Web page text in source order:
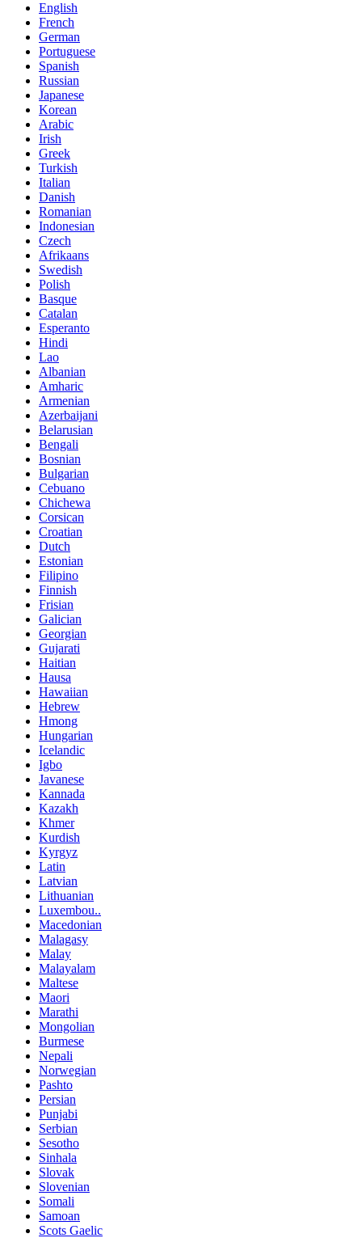
English
French
German
Portuguese
Spanish
Russian
Japanese
Korean
Arabic
Irish
Greek
Turkish
Italian
Danish
Romanian
Indonesian
Czech
Afrikaans
Swedish
Polish
Basque
Catalan
Esperanto
Hindi
Lao
Albanian
Amharic
Armenian
Azerbaijani
Belarusian
Bengali
Bosnian
Bulgarian
Cebuano
Chichewa
Corsican
Croatian
Dutch
Estonian
Filipino
Finnish
Frisian
Galician
Georgian
Gujarati
Haitian
Hausa
Hawaiian
Hebrew
Hmong
Hungarian
Icelandic
Igbo
Javanese
Kannada
Kazakh
Khmer
Kurdish
Kyrgyz
Latin
Latvian
Lithuanian
Luxembou..
Macedonian
Malagasy
Malay
Malayalam
Maltese
Maori
Marathi
Mongolian
Burmese
Nepali
Norwegian
Pashto
Persian
Punjabi
Serbian
Sesotho
Sinhala
Slovak
Slovenian
Somali
Samoan
Scots Gaelic